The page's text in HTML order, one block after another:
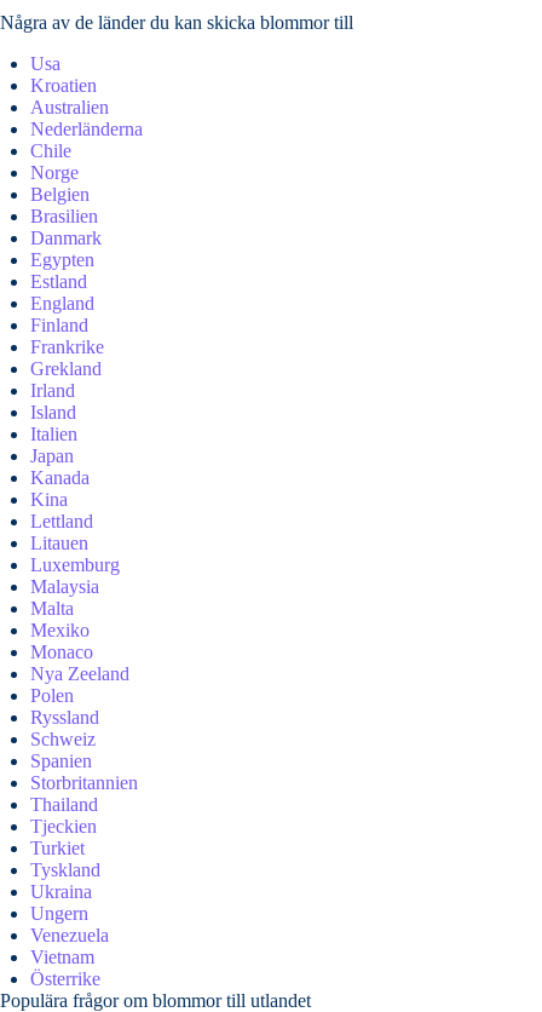
Några av de länder du kan skicka blommor till
Usa
Kroatien
Australien
Nederländerna
Chile
Norge
Belgien
Brasilien
Danmark
Egypten
Estland
England
Finland
Frankrike
Grekland
Irland
Island
Italien
Japan
Kanada
Kina
Lettland
Litauen
Luxemburg
Malaysia
Malta
Mexiko
Monaco
Nya Zeeland
Polen
Ryssland
Schweiz
Spanien
Storbritannien
Thailand
Tjeckien
Turkiet
Tyskland
Ukraina
Ungern
Venezuela
Vietnam
Österrike
Populära frågor om blommor till utlandet